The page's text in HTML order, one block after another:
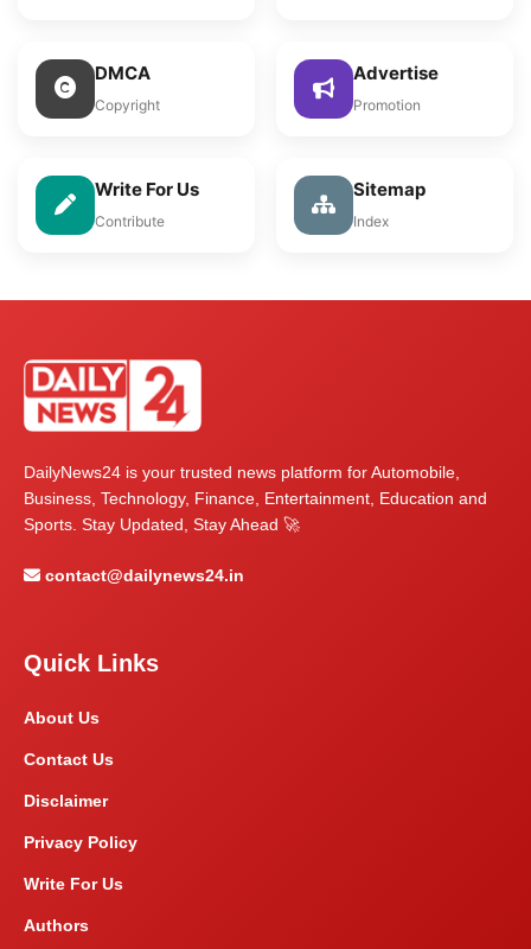
DMCA
Copyright
Advertise
Promotion
Write For Us
Contribute
Sitemap
Index
DailyNews24 is your trusted news platform for Automobile,
Business, Technology, Finance, Entertainment, Education and
Sports. Stay Updated, Stay Ahead 🚀
contact@dailynews24.in
Quick Links
About Us
Contact Us
Disclaimer
Privacy Policy
Write For Us
Authors